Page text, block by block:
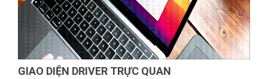
GIAO DIỆN DRIVER TRỰC QUAN